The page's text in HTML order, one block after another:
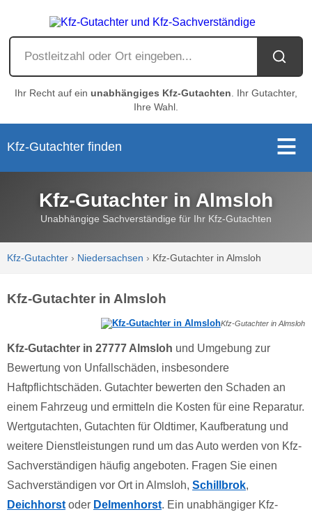
Ihr Recht auf ein unabhängiges Kfz-Gutachten . Ihr Gutachter,
Ihre Wahl.
Kfz-Gutachter finden
Kfz-Gutachter in Almsloh
Unabhängige Sachverständige für Ihr Kfz-Gutachten
Kfz-Gutachter › Niedersachsen › Kfz-Gutachter in Almsloh
Kfz-Gutachter in Almsloh
Kfz-Gutachter in Almsloh
Kfz-Gutachter in 27777 Almsloh und Umgebung zur
Bewertung von Unfallschäden, insbesondere
Haftpflichtschäden. Gutachter bewerten den Schaden an
einem Fahrzeug und ermitteln die Kosten für eine Reparatur.
Wertgutachten, Gutachten für Oldtimer, Kaufberatung und
weitere Dienstleistungen rund um das Auto werden von Kfz-
Sachverständigen häufig angeboten. Fragen Sie einen
Sachverständigen vor Ort in Almsloh, Schillbrok,
Deichhorst oder Delmenhorst. Ein unabhängiger Kfz-